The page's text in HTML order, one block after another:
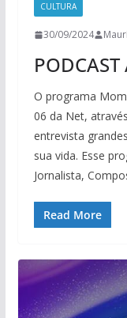
CULTURA
30/09/2024
O programa
06 da Net,
entrevista
sua vida. Esse
Jornalista,
Read More